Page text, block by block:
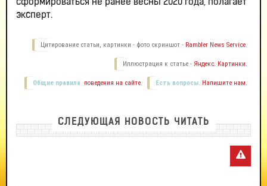
сформироваться не ранее весны 2020 года, полагает
эксперт.
Цитирование статьи, картинки - фото скриншот - Rambler News Service.
Иллюстрация к статье - Яндекс. Картинки.
Есть вопросы. Напишите нам.
Общие правила поведения на сайте.
СЛЕДУЮЩАЯ НОВОСТЬ ЧИТАТЬ